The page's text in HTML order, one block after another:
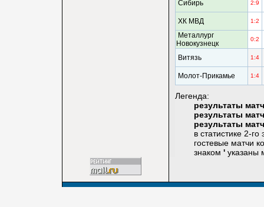
Сибирь 2:9
ХК МВД 1:2
Металлург
Новокузнецк
0:2
Витязь 1:4
Молот-Прикамье 1:4
Легенда:
результаты
результаты
результаты
в статистике 2-го
гостевые матчи
знаком 'указаны